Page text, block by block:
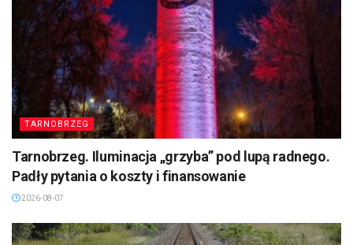
TARNOBRZEG
Tarnobrzeg. Iluminacja „grzyba” pod lupą radnego.
Padły pytania o koszty i finansowanie
2026-08-07